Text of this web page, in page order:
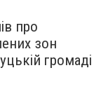
про
зон
громаді